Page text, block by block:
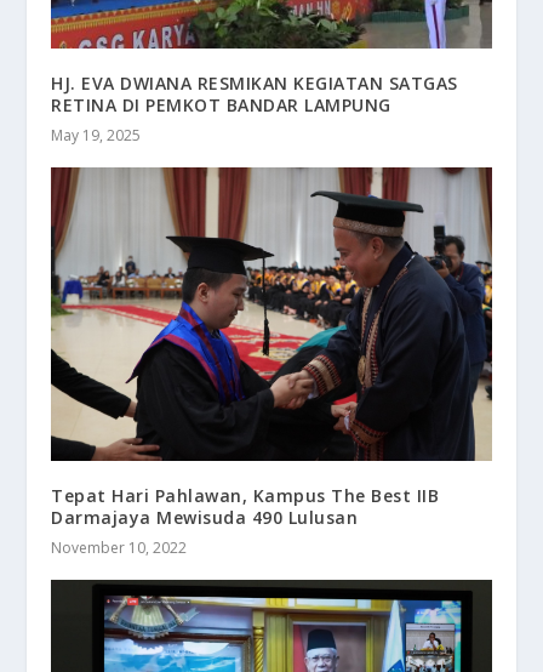
HJ. EVA DWIANA RESMIKAN KEGIATAN SATGAS
RETINA DI PEMKOT BANDAR LAMPUNG
May 19, 2025
Tepat Hari Pahlawan, Kampus The Best IIB
Darmajaya Mewisuda 490 Lulusan
November 10, 2022